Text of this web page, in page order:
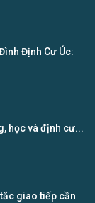
Định Cư Úc:
học và định cư...
giao tiếp cần